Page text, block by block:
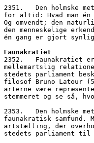
2351.   Den holmske
for altid: Hvad man
Og omvendt; den
den menneskelige
én gang er gjort
Faunakratiet
2352.   Faunakratiet
mellemartslig
stedets parliament
filosof Bruno Latour
arterne være
stemmeret og se så,
2353.   Den holmske
faunakratisk samfund.
artstælling, der
stedets parliament til